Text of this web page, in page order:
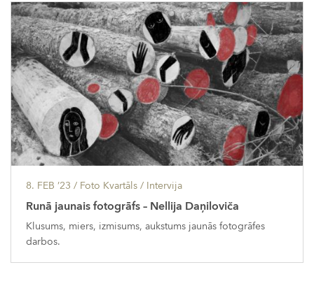
8. FEB ’23 / Foto Kvartāls / Intervija
Runā jaunais fotogrāfs – Nellija Daņiloviča
Klusums, miers, izmisums, aukstums jaunās fotogrāfes
darbos.